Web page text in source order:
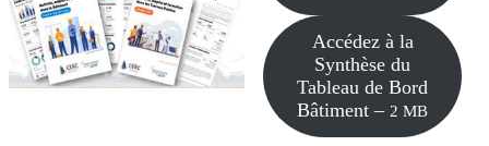
Accédez à la
Synthèse du
Tableau de Bord
Bâtiment – 2 MB